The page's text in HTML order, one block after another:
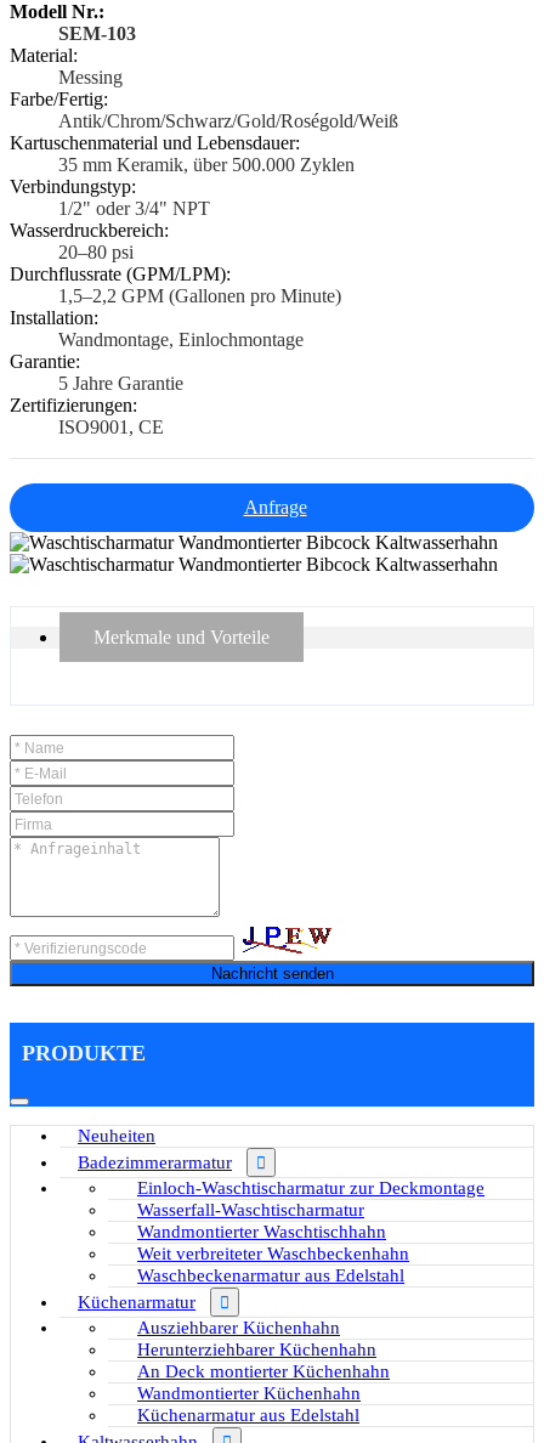
Modell Nr.:
SEM-103
Material:
Messing
Farbe/Fertig:
Antik/Chrom/Schwarz/Gold/Roségold/Weiß
Kartuschenmaterial und Lebensdauer:
35 mm Keramik, über 500.000 Zyklen
Verbindungstyp:
1/2" oder 3/4" NPT
Wasserdruckbereich:
20–80 psi
Durchflussrate (GPM/LPM):
1,5–2,2 GPM (Gallonen pro Minute)
Installation:
Wandmontage, Einlochmontage
Garantie:
5 Jahre Garantie
Zertifizierungen:
ISO9001, CE
Anfrage
Merkmale und Vorteile
Nachricht senden
PRODUKTE
Neuheiten
Badezimmerarmatur
Einloch-Waschtischarmatur zur Deckmontage
Wasserfall-Waschtischarmatur
Wandmontierter Waschtischhahn
Weit verbreiteter Waschbeckenhahn
Waschbeckenarmatur aus Edelstahl
Küchenarmatur
Ausziehbarer Küchenhahn
Herunterziehbarer Küchenhahn
An Deck montierter Küchenhahn
Wandmontierter Küchenhahn
Küchenarmatur aus Edelstahl